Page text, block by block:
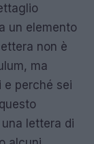
un elemento
non è
ma
e perché sei
lettera di